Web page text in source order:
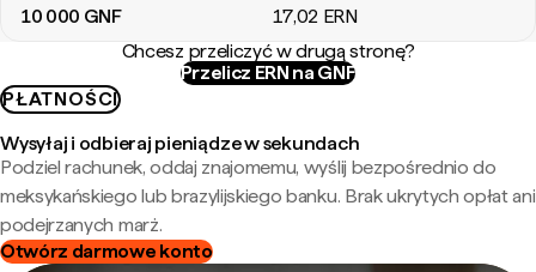
10 000 GNF 17,02 ERN
Chcesz przeliczyć w drugą stronę?
Przelicz ERN na GNF
PŁATNOŚCI
Wysyłaj i odbieraj pieniądze w sekundach
Podziel rachunek, oddaj znajomemu, wyślij bezpośrednio do
meksykańskiego lub brazylijskiego banku. Brak ukrytych opłat ani
podejrzanych marż.
Otwórz darmowe konto